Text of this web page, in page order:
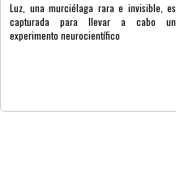
Luz, una murciélaga rara e invisible, es
capturada para llevar a cabo un
experimento neurocientífico